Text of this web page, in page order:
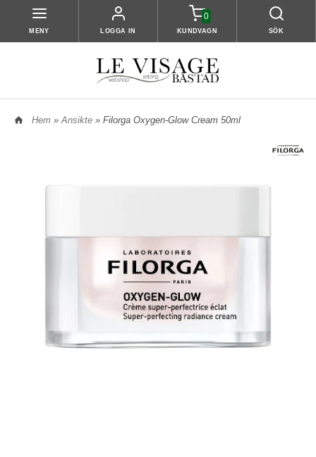
MENY LOGGA IN
0
KUNDVAGN SÖK
Hem » Ansikte » Filorga Oxygen-Glow Cream 50ml